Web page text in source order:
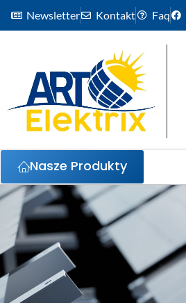
Newsletter Kontakt Faq
Nasze Produkty